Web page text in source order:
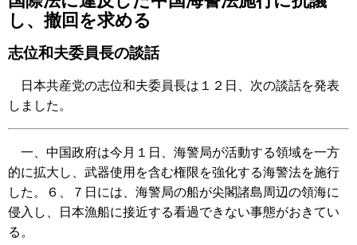
し、撤回を求める
志位和夫委員長の談話
日本共産党の志位和夫委員長は１２日、次の談話を発表
しました。
一、中国政府は今月１日、海警局が活動する領域を一方
的に拡大し、武器使用を含む権限を強化する海警法を施行
した。６、７日には、海警局の船が尖閣諸島周辺の領海に
侵入し、日本漁船に接近する看過できない事態がおきてい
る。